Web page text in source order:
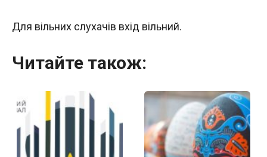
Для вільних слухачів вхід вільний.
Читайте також: